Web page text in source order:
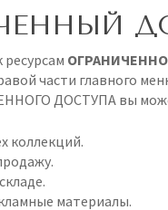
части главного
ДОСТУПА вы
коллекций.
материалы.